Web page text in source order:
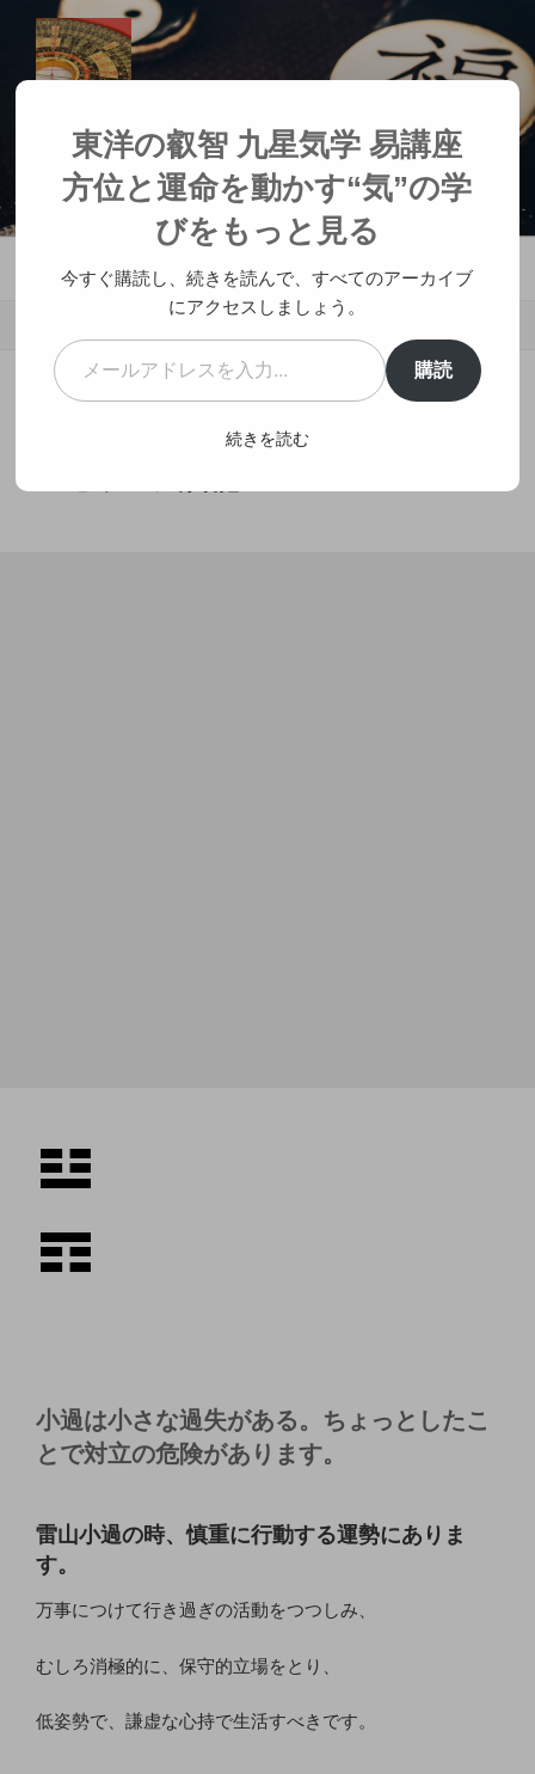
キ
ッ
東洋の叡智 九星気学 易講座 方位と
運命を動かす“気”の学び
人生が変わる神社参拝
メニュー
2019年7月16日投稿者:治癒士 風雷龍
雷山小過 らいざんしょうか 易カウ
小過は小さな過失がある。ちょっとしたこ
とで対立の危険があります。
雷山小過の時、慎重に行動する運勢にありま
す。
万事につけて行き過ぎの活動をつつしみ、
むしろ消極的に、保守的立場をとり、
低姿勢で、謙虚な心持で生活すべきです。
東洋の叡智 九星気学 易講座
方位と運命を動かす“気”の学
びをもっと見る
今すぐ購読し、続きを読んで、すべてのアーカイブ
にアクセスしましょう。
メールアドレスを入力...
購読
続きを読む